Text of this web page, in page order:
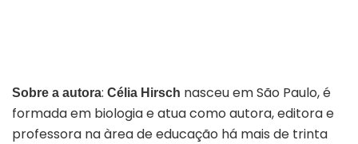
Sobre a autora: Célia Hirsch nasceu em São Paulo, é
formada em biologia e atua como autora, editora e
professora na àrea de educação há mais de trinta